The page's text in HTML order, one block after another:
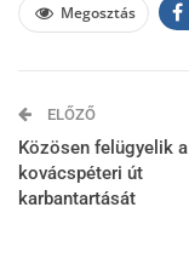
Megosztás
ELŐZŐ
Közösen felügyelik a
kovácspéteri út
karbantartását